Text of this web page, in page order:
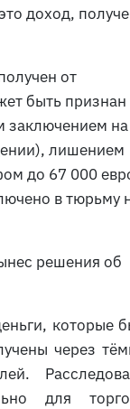
доход,
от
быть признан
заключением на
лишением
до 67 000
в тюрьму
решения об
которые
через
для